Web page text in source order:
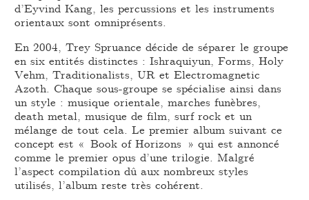
d’Eyvind Kang, les percussions et les instruments
orientaux sont omniprésents.
En 2004, Trey Spruance décide de séparer le groupe
en six entités distinctes : Ishraquiyun, Forms, Holy
Vehm, Traditionalists, UR et Electromagnetic
Azoth. Chaque sous-groupe se spécialise ainsi dans
un style : musique orientale, marches funèbres,
death metal, musique de film, surf rock et un
mélange de tout cela. Le premier album suivant ce
concept est « Book of Horizons » qui est annoncé
comme le premier opus d’une trilogie. Malgré
l’aspect compilation dû aux nombreux styles
utilisés, l’album reste très cohérent.